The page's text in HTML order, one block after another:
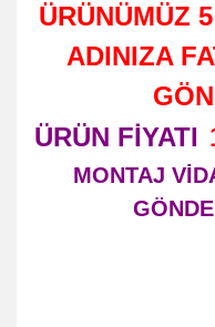
ÜRÜNÜMÜZ
ADINIZA
ÜRÜN FİYATI
MONTAJ